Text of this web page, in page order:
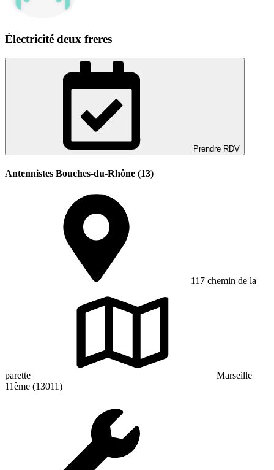
Électricité deux freres
Prendre RDV
Antennistes Bouches-du-Rhône (13)
117 chemin de la
parette
Marseille
11ème (13011)